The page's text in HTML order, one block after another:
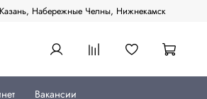
Казань, Набережные Челны, Нижнекамск
Вакансии